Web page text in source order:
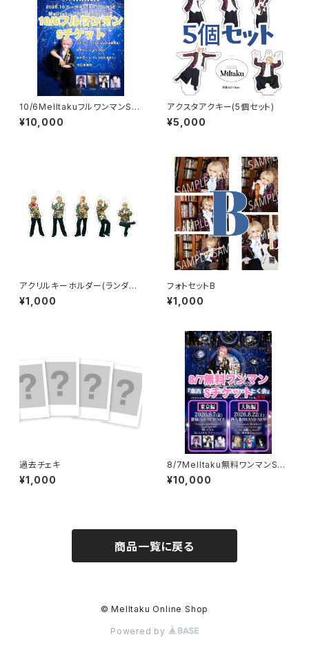
10/6MelltakuフルワンマンSチ
ケット
¥10,000
アクスタアクキー(5個セット)
¥5,000
アクリルキーホルダー(ランダム
全5種)
¥1,000
フォトセットB
¥1,000
過去チェキ
¥1,000
8/7Melltaku無料ワンマンSチ
ケット
¥10,000
商品一覧に戻る
© Melltaku Online Shop
Powered by